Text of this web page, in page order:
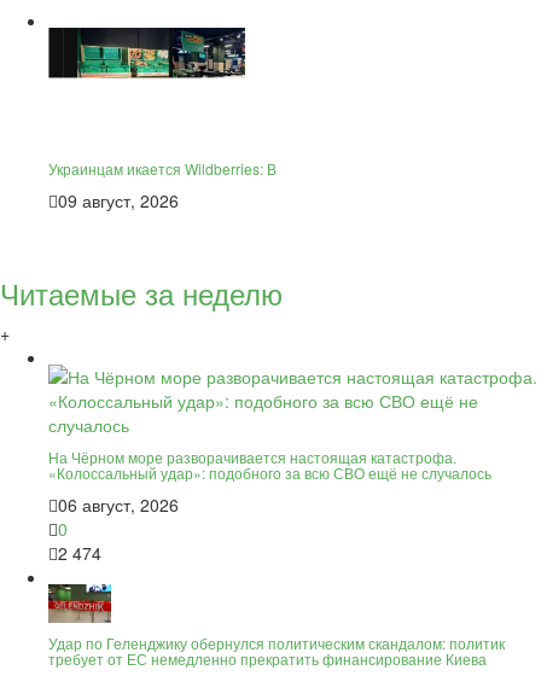
Украинцам икается Wildberries: В
09 август, 2026
Читаемые за неделю
+
На Чёрном море разворачивается настоящая катастрофа.
«Колоссальный удар»: подобного за всю СВО ещё не случалось
06 август, 2026
0
2 474
Удар по Геленджику обернулся политическим скандалом: политик
требует от ЕС немедленно прекратить финансирование Киева